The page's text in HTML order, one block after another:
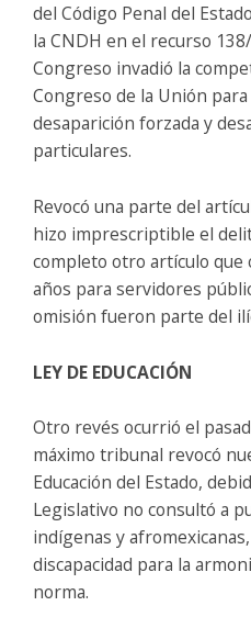
del Código Penal del
la CNDH en el recurso
Congreso invadió la
Congreso de la Unión
desaparición forzada y
particulares.
Revocó una parte del
hizo imprescriptible el
completo otro artículo que
años para servidores
omisión fueron parte del
LEY DE EDUCACIÓN
Otro revés ocurrió el
máximo tribunal revocó
Educación del Estado,
Legislativo no consultó a
indígenas y
discapacidad para la
norma.